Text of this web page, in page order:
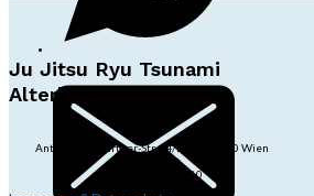
Ju Jitsu Ryu Tsunami
Alterlaa
Anton-Baumgartner-Str. 44/B8/01, 1230 Wien
dojo@jjrt.at
+43 6991 171 81 60